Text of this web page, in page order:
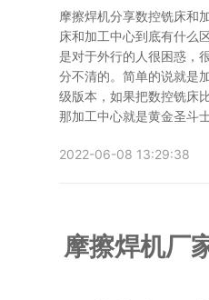
惯性摩擦焊机
连续驱动摩擦焊机
普通铣床
行业新闻
企业动态
案例展示
客户案例
荣誉资质
摩擦焊机分享数控铣床和
床和加工中心到底有什么
是对于外行的人很困惑，
分不清的。简单的说就是
级版本，如果把数控铣床
那加工中心就是黄金圣斗
2022-06-08 13:29:38
摩擦焊机厂